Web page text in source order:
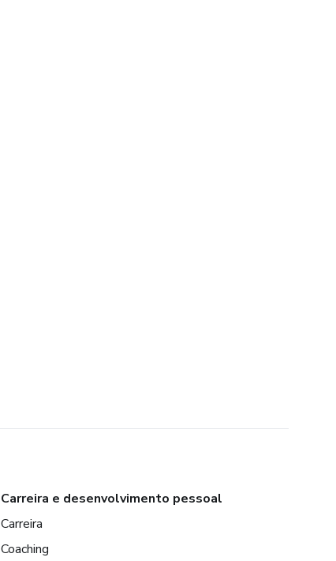
Carreira e desenvolvimento pessoal
Carreira
Coaching